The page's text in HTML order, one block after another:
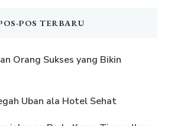
POS TERBARU
Orang Sukses yang Bikin
Uban ala Hotel Sehat